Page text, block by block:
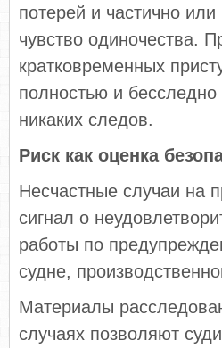
потерей и частично
чувство одиночества.
кратковременных
полностью и
никаких следов.
Риск как оценка
Несчастные случаи на
сигнал о
работы по
судне,
Материалы
случаях позволяют